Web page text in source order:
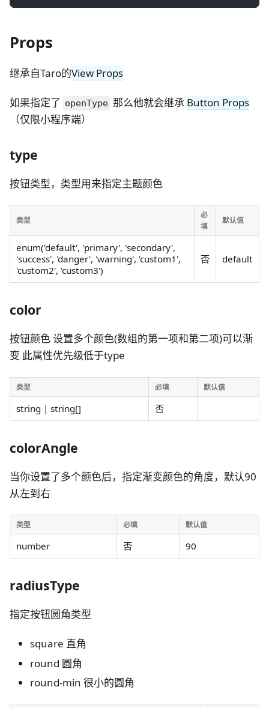
Props
继承自Taro的View Props
如果指定了 openType 那么他就会继承 Button Props
（仅限小程序端）
type
按钮类型，类型用来指定主题颜色
类型
必
填
默认值
enum('default', 'primary', 'secondary',
'success', 'danger', 'warning', 'custom1',
'custom2', 'custom3')
否 default
color
按钮颜色 设置多个颜色(数组的第一项和第二项)可以渐
变 此属性优先级低于type
类型 必填 默认值
string | string[] 否
colorAngle
当你设置了多个颜色后，指定渐变颜色的角度，默认90
从左到右
类型 必填 默认值
number 否 90
radiusType
指定按钮圆角类型
square 直角
round 圆角
round-min 很小的圆角